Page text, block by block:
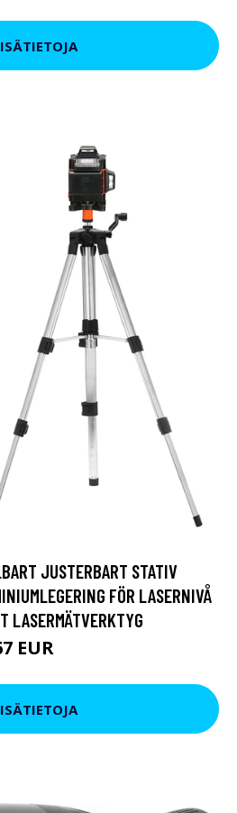
JUSTERBART STATIV
FÖR LASERNIVÅ
LASERMÄTVERKTYG
EUR